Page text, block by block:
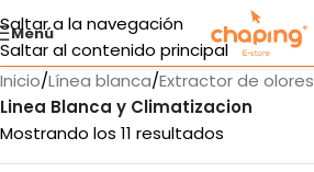
Saltar a la navegación
Saltar al contenido principal
Menú
Inicio/Línea blanca/Extractor de olores
Linea Blanca y Climatizacion
Mostrando los 11 resultados